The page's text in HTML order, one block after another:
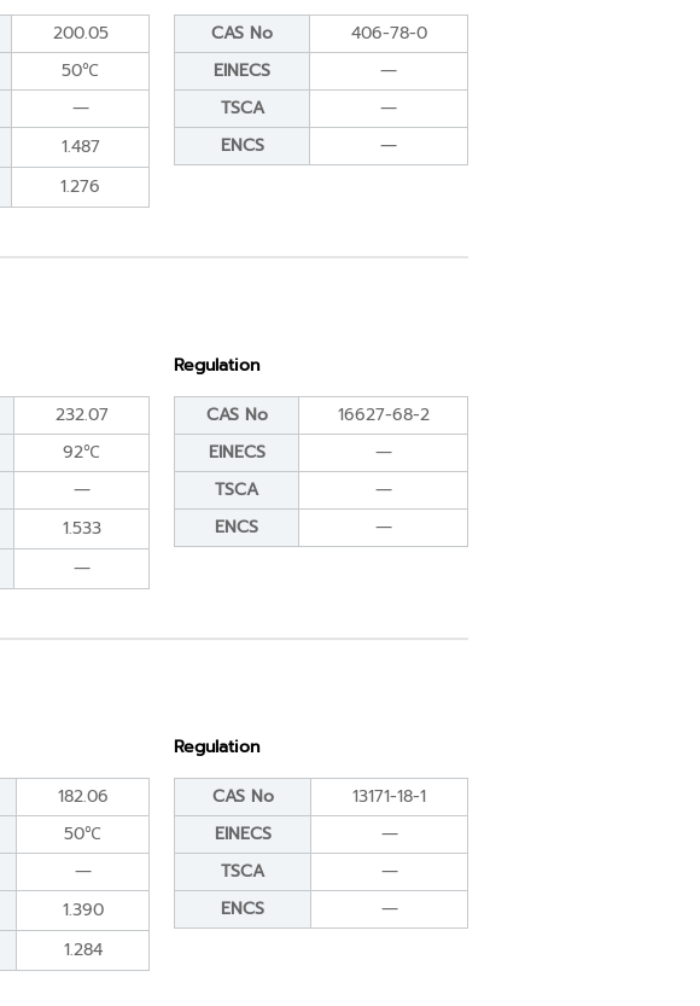
200.05
50℃
―
1.487
1.276
CAS No
406-78-0
EINECS
―
TSCA
―
ENCS
―
232.07
92℃
―
1.533
―
Regulation
CAS No
16627-68-2
EINECS
―
TSCA
―
ENCS
―
182.06
50℃
―
1.390
1.284
Regulation
CAS No
13171-18-1
EINECS
―
TSCA
―
ENCS
―